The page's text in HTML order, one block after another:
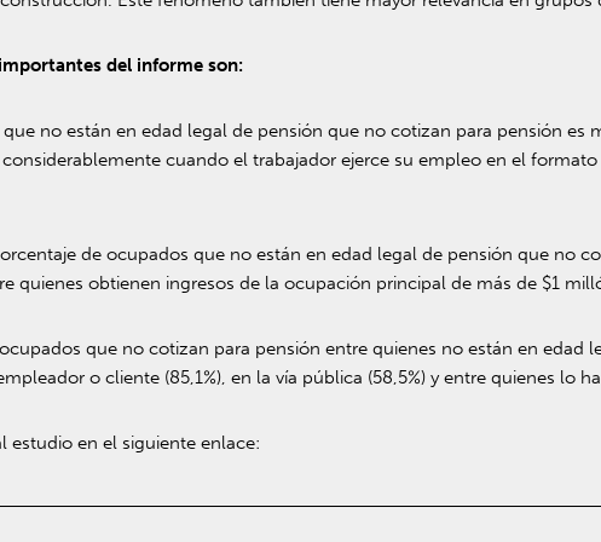
del informe son:
no están en edad legal de pensión que no cotizan para pensión es
cuando el trabajador ejerce su empleo en el
de ocupados que no están en edad legal de pensión que no
quienes obtienen ingresos de la ocupación principal de más de $1
que no cotizan para pensión entre quienes no están en
o cliente (85,1%), en la vía pública (58,5%) y entre quienes lo
estudio en el siguiente enlace: